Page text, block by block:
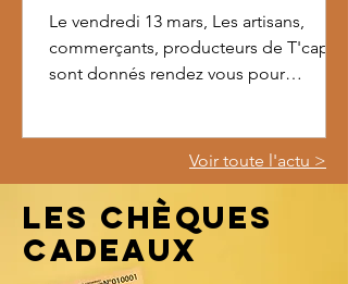
Le vendredi 13 mars, Les artisans,
commerçants, producteurs de T'cap se
sont donnés rendez vous pour
convivialité,la bonne humeur et le
grand merci à Fabrice et Florence pour
leur accueil.
Voir toute l'actu >
LES CHèques
Cadeaux